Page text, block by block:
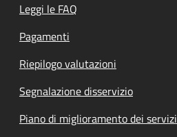
Leggi le FAQ
Pagamenti
Riepilogo valutazioni
Segnalazione disservizio
Piano di miglioramento dei servizi